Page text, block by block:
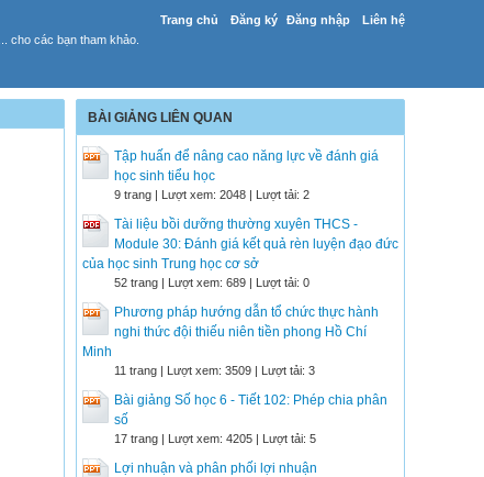
Trang chủ Đăng ký Đăng nhập Liên hệ
cho các bạn tham khảo.
BÀI GIẢNG LIÊN QUAN
Tập huấn để nâng cao năng lực về đánh giá
học sinh tiểu học
9 trang | Lượt xem: 2048 | Lượt tải: 2
Tài liệu bồi dưỡng thường xuyên THCS -
Module 30: Đánh giá kết quả rèn luyện đạo đức
của học sinh Trung học cơ sở
52 trang | Lượt xem: 689 | Lượt tải: 0
Phương pháp hướng dẫn tổ chức thực hành
nghi thức đội thiếu niên tiền phong Hồ Chí
Minh
11 trang | Lượt xem: 3509 | Lượt tải: 3
Bài giảng Số học 6 - Tiết 102: Phép chia phân
số
17 trang | Lượt xem: 4205 | Lượt tải: 5
Lợi nhuận và phân phối lợi nhuận